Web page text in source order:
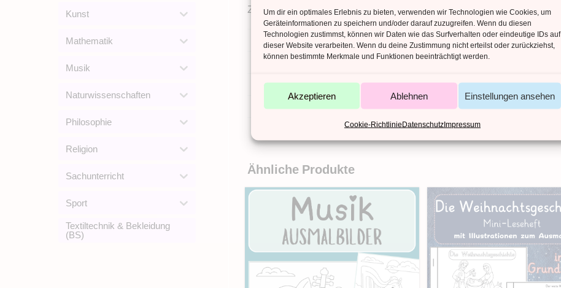
Um dir ein optimales Erlebnis zu bieten, verwenden wir Technologien wie Cookies, um
Geräteinformationen zu speichern und/oder darauf zuzugreifen. Wenn du diesen
Technologien zustimmst, können wir Daten wie das Surfverhalten oder eindeutige IDs auf
dieser Website verarbeiten. Wenn du deine Zustimmung nicht erteilst oder zurückziehst,
können bestimmte Merkmale und Funktionen beeinträchtigt werden.
Akzeptieren Ablehnen Einstellungen ansehen
Cookie-RichtlinieDatenschutzImpressum
Zusätzliche Informationen
ANZAHL DATEIEN
ANZAHL SEITEN
DATEITYPEN
SPRACHE
Ähnliche Produkte
Kunst
Mathematik
Musik
Naturwissenschaften
Philosophie
Religion
Sachunterricht
Sport
Textiltechnik & Bekleidung
(BS)